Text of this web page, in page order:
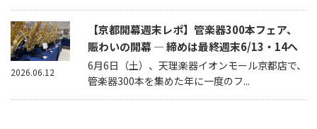
【京都開幕週末レポ】管楽器300本フェア、
賑わいの開幕 — 締めは最終週末6/13・14へ
6月6日（土）、天理楽器イオンモール京都店で、
管楽器300本を集めた年に一度のフ...
2026.06.12